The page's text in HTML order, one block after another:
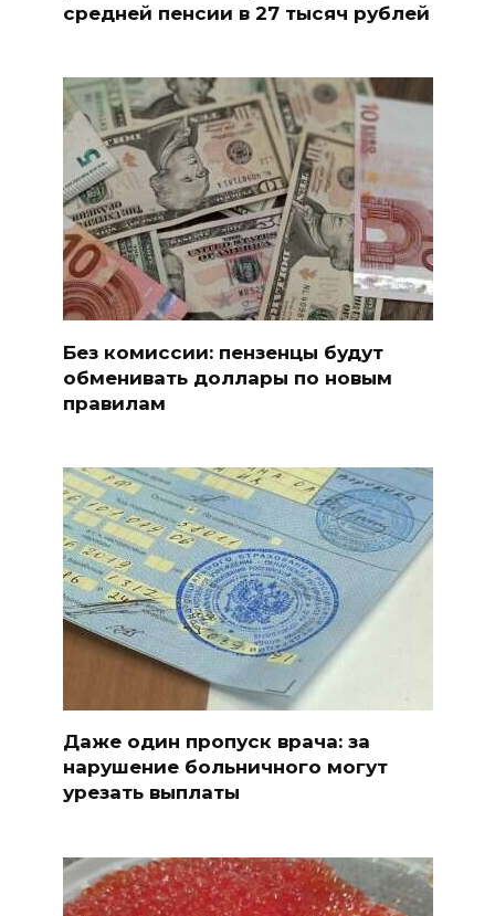
средней пенсии в 27 тысяч рублей
Без комиссии: пензенцы будут
обменивать доллары по новым
правилам
Даже один пропуск врача: за
нарушение больничного могут
урезать выплаты